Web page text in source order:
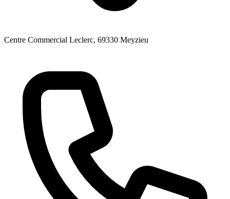
Centre Commercial Leclerc, 69330 Meyzieu